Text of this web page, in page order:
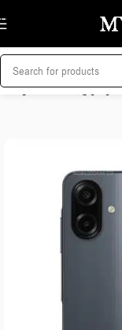
Skip to navigation
Skip to main content
მთავარი/მობილურები